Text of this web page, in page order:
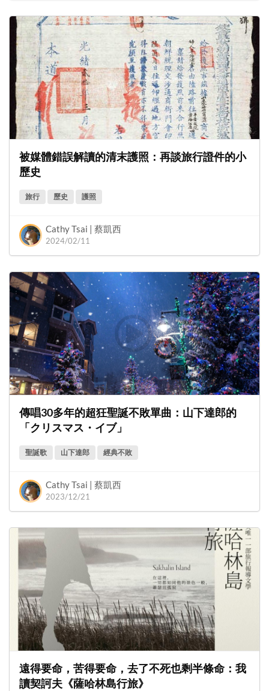
被媒體錯誤解讀的清末護照：再談旅行證件的小
歷史
旅行 歷史 護照
Cathy Tsai | 蔡凱西
2024/02/11
傳唱30多年的超狂聖誕不敗單曲：山下達郎的
「クリスマス・イブ」
聖誕歌 山下達郎 經典不敗
Cathy Tsai | 蔡凱西
2023/12/21
遠得要命，苦得要命，去了不死也剩半條命：我
讀契訶夫《薩哈林島行旅》